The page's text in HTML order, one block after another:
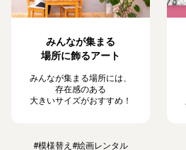
みんなが集まる
場所に飾るアート
みんなが集まる場所には、
存在感のある
大きいサイズがおすすめ！
#模様替え #絵画レンタル